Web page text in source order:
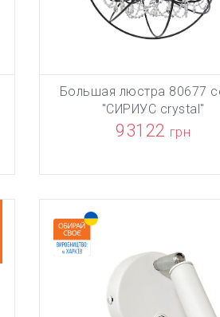
ТОВАР ДОБАВЛЕН В КОРЗИНУ
В КОРЗИНУ
Большая люстра 80677
"СИРИУС crystal"
93122 грн